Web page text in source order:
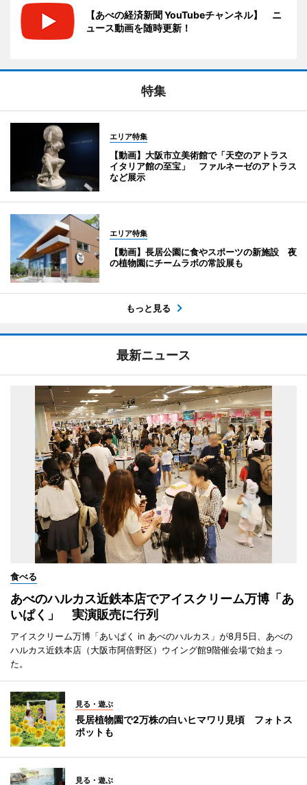
【あべの経済新聞 YouTubeチャンネル】 ニ
ュース動画を随時更新！
特集
エリア特集
【動画】大阪市立美術館で「天空のアトラス
イタリア館の至宝」 ファルネーゼのアトラス
など展示
エリア特集
【動画】長居公園に食やスポーツの新施設 夜
の植物園にチームラボの常設展も
もっと見る
最新ニュース
食べる
あべのハルカス近鉄本店でアイスクリーム万博「あ
いぱく」 実演販売に行列
アイスクリーム万博「あいぱく in あべのハルカス」が8月5日、あべの
ハルカス近鉄本店（大阪市阿倍野区）ウイング館9階催会場で始まっ
た。
見る・遊ぶ
長居植物園で2万株の白いヒマワリ見頃 フォトス
ポットも
見る・遊ぶ